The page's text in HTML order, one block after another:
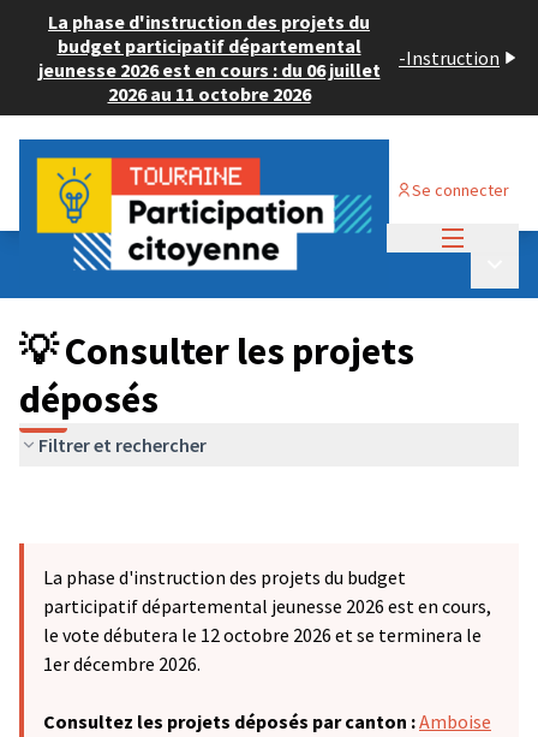
La phase d'instruction des projets du
budget participatif départemental
jeunesse 2026 est en cours : du 06 juillet
2026 au 11 octobre 2026
-Instruction
Se connecter
Budget Participatif JEUNESSE 2026
💡 Consulter les projets déposés
💡 Consulter les projets
déposés
Filtrer et rechercher
La phase d'instruction des projets du budget
participatif départemental jeunesse 2026 est en cours,
le vote débutera le 12 octobre 2026 et se terminera le
1er décembre 2026.
Consultez les projets déposés par canton :Amboise